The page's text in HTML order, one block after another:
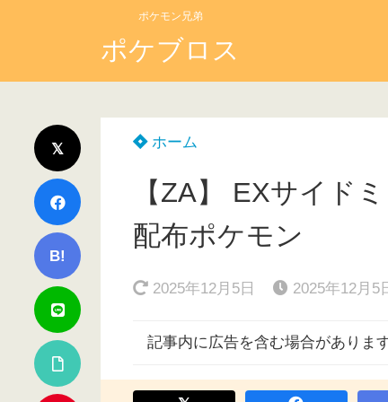
ポケモン兄弟
ポケブロス
B!
ホーム
【ZA】 EXサイド
配布ポケモン
2025年12月5日 2025年12月5
記事内に広告を含む場合がありま